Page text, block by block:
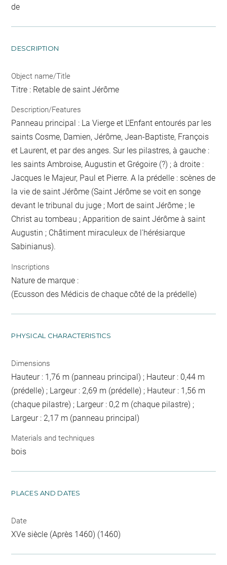
de
DESCRIPTION
Object name/Title
Titre : Retable de saint Jérôme
Description/Features
Panneau principal : La Vierge et L'Enfant entourés par les
saints Cosme, Damien, Jérôme, Jean-Baptiste, François
et Laurent, et par des anges. Sur les pilastres, à gauche :
les saints Ambroise, Augustin et Grégoire (?) ; à droite :
Jacques le Majeur, Paul et Pierre. A la prédelle : scènes de
la vie de saint Jérôme (Saint Jérôme se voit en songe
devant le tribunal du juge ; Mort de saint Jérôme ; le
Christ au tombeau ; Apparition de saint Jérôme à saint
Augustin ; Châtiment miraculeux de l'hérésiarque
Sabinianus).
Inscriptions
Nature de marque :
(Ecusson des Médicis de chaque côté de la prédelle)
PHYSICAL CHARACTERISTICS
Dimensions
Hauteur : 1,76 m (panneau principal) ; Hauteur : 0,44 m
(prédelle) ; Largeur : 2,69 m (prédelle) ; Hauteur : 1,56 m
(chaque pilastre) ; Largeur : 0,2 m (chaque pilastre) ;
Largeur : 2,17 m (panneau principal)
Materials and techniques
bois
PLACES AND DATES
Date
XVe siècle (Après 1460) (1460)